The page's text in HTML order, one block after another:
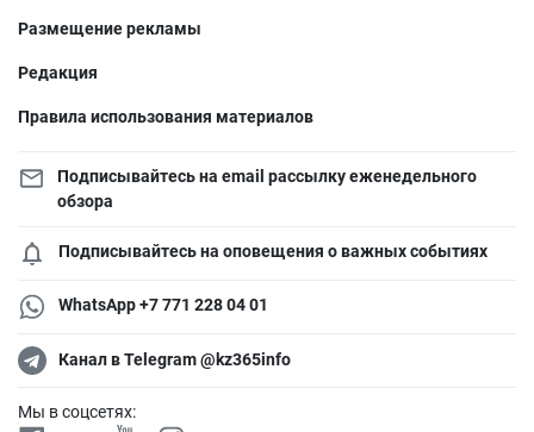
Размещение рекламы
Редакция
Правила использования материалов
Подписывайтесь на email рассылку еженедельного
обзора
Подписывайтесь на оповещения о важных событиях
WhatsApp +7 771 228 04 01
Канал в Telegram @kz365info
Мы в соцсетях: